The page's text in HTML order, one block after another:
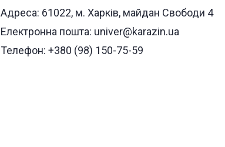
Адреса: 61022, м. Харків, майдан Свободи 4
Електронна пошта: univer@karazin.ua
Телефон: +380 (98) 150-75-59